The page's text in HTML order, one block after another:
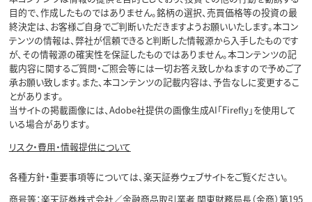
目的で、作成したものではありません。銘柄の選択、売買価格等の投資の最
終決定は、お客様ご自身でご判断いただきますようお願いいたします。本コン
テンツの情報は、弊社が信頼できると判断した情報源から入手したものです
が、その情報源の確実性を保証したものではありません。本コンテンツの記
載内容に関するご質問・ご照会等には一切お答え致しかねますので予めご了
承お願い致します。また、本コンテンツの記載内容は、予告なしに変更するこ
とがあります。
当サイトの掲載画像には、Adobe社提供の画像生成AI「Firefly」を使用して
いる場合があります。
リスク・費用・情報提供について
各種方針・重要事項等については、楽天証券ウェブサイトをご覧ください。
商号等：楽天証券株式会社／金融商品取引業者 関東財務局長（金商）第195